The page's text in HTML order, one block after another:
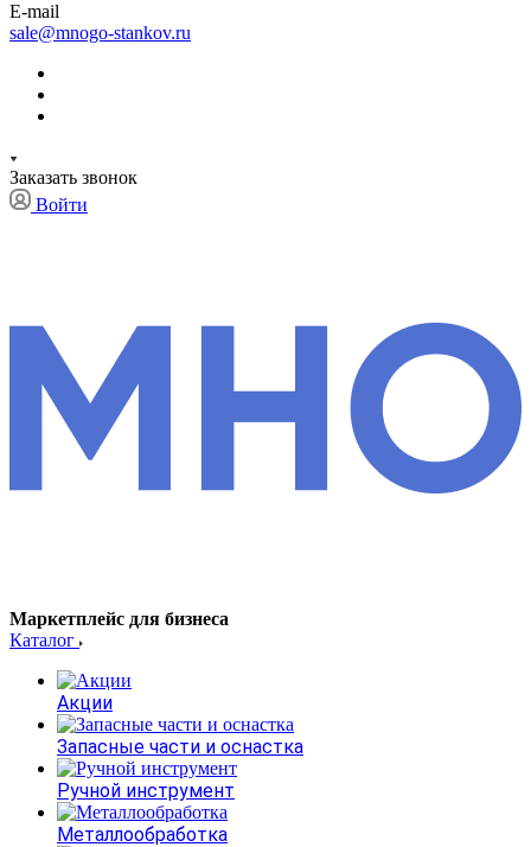
E-mail
sale@mnogo-stankov.ru
Заказать звонок
Войти
Маркетплейс для бизнеса
Каталог
Акции
Запасные части и оснастка
Ручной инструмент
Металлообработка